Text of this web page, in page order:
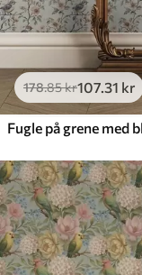
178.85kr107.31 kr